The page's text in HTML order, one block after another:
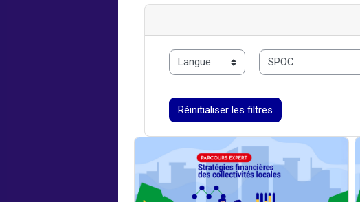
langue typo
Réinitialiser les filtres